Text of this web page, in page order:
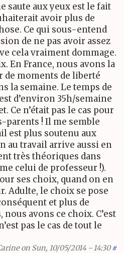
saute aux yeux est le fait
avoir plus de
Ce qui sous-entend
de ne pas avoir assez
cela vraiment dommage.
En France, nous avons la
de moments de liberté
la semaine. Le temps de
d’environ 35h/semaine
Ce n’était pas le cas pour
parents ! Il me semble
est plus soutenu aux
au travail arrive aussi en
très théoriques dans
celui de professeur !).
ses choix, quand on en
Adulte, le choix se pose
et plus de
avons ce choix. C’est
pas le cas de tout le
on Sun, 10/05/2014 - 14:30 #